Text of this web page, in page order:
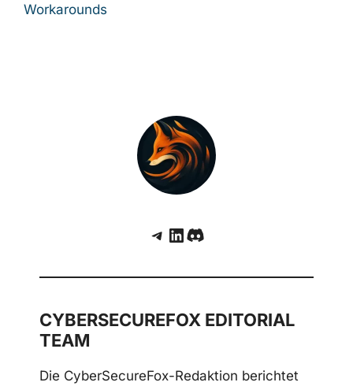
Workarounds
Telegram
LinkedIn
Discord
CYBERSECUREFOX EDITORIAL
TEAM
Die CyberSecureFox-Redaktion berichtet